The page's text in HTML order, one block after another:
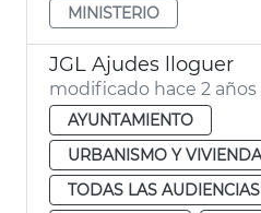
MINISTERIO
JGL Ajudes lloguer
modificado hace 2 años
AYUNTAMIENTO
URBANISMO Y VIVIENDA
TODAS LAS AUDIENCIAS